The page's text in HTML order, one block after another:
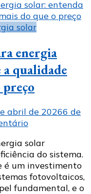
solar
energia
qualidade
abril de 20266 de
em
estrutural
para
energia
solar:
entenda
solar
do sistema.
é um investimento
fotovoltaicos,
fundamental, e o